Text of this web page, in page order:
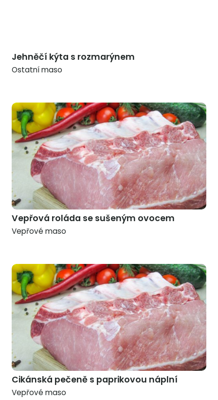
Jehněčí kýta s rozmarýnem
Ostatní maso
Vepřová roláda se sušeným ovocem
Vepřové maso
Cikánská pečeně s paprikovou náplní
Vepřové maso